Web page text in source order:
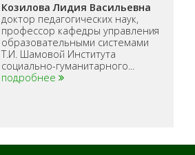
Козилова Лидия Васильевна
доктор педагогических наук,
профессор кафедры управления
образовательными системами
Т.И. Шамовой Института
социально-гуманитарного...
подробнее